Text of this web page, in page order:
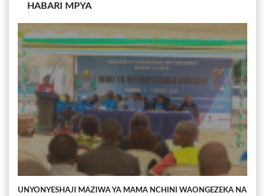
HABARI MPYA
UNYONYESHAJI MAZIWA YA MAMA NCHINI WAONGEZEKA NA